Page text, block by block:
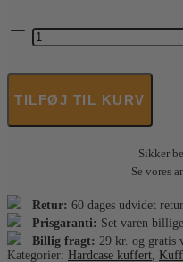
EPIC
–
Trunks
–
3
TILFØJ TIL KURV
Sikker
Se vores
Retur: 60 dages udvidet
Prisgaranti: Set varen
Billig fragt: 29 kr. og gratis
Kategorier: Hardcase kuffert